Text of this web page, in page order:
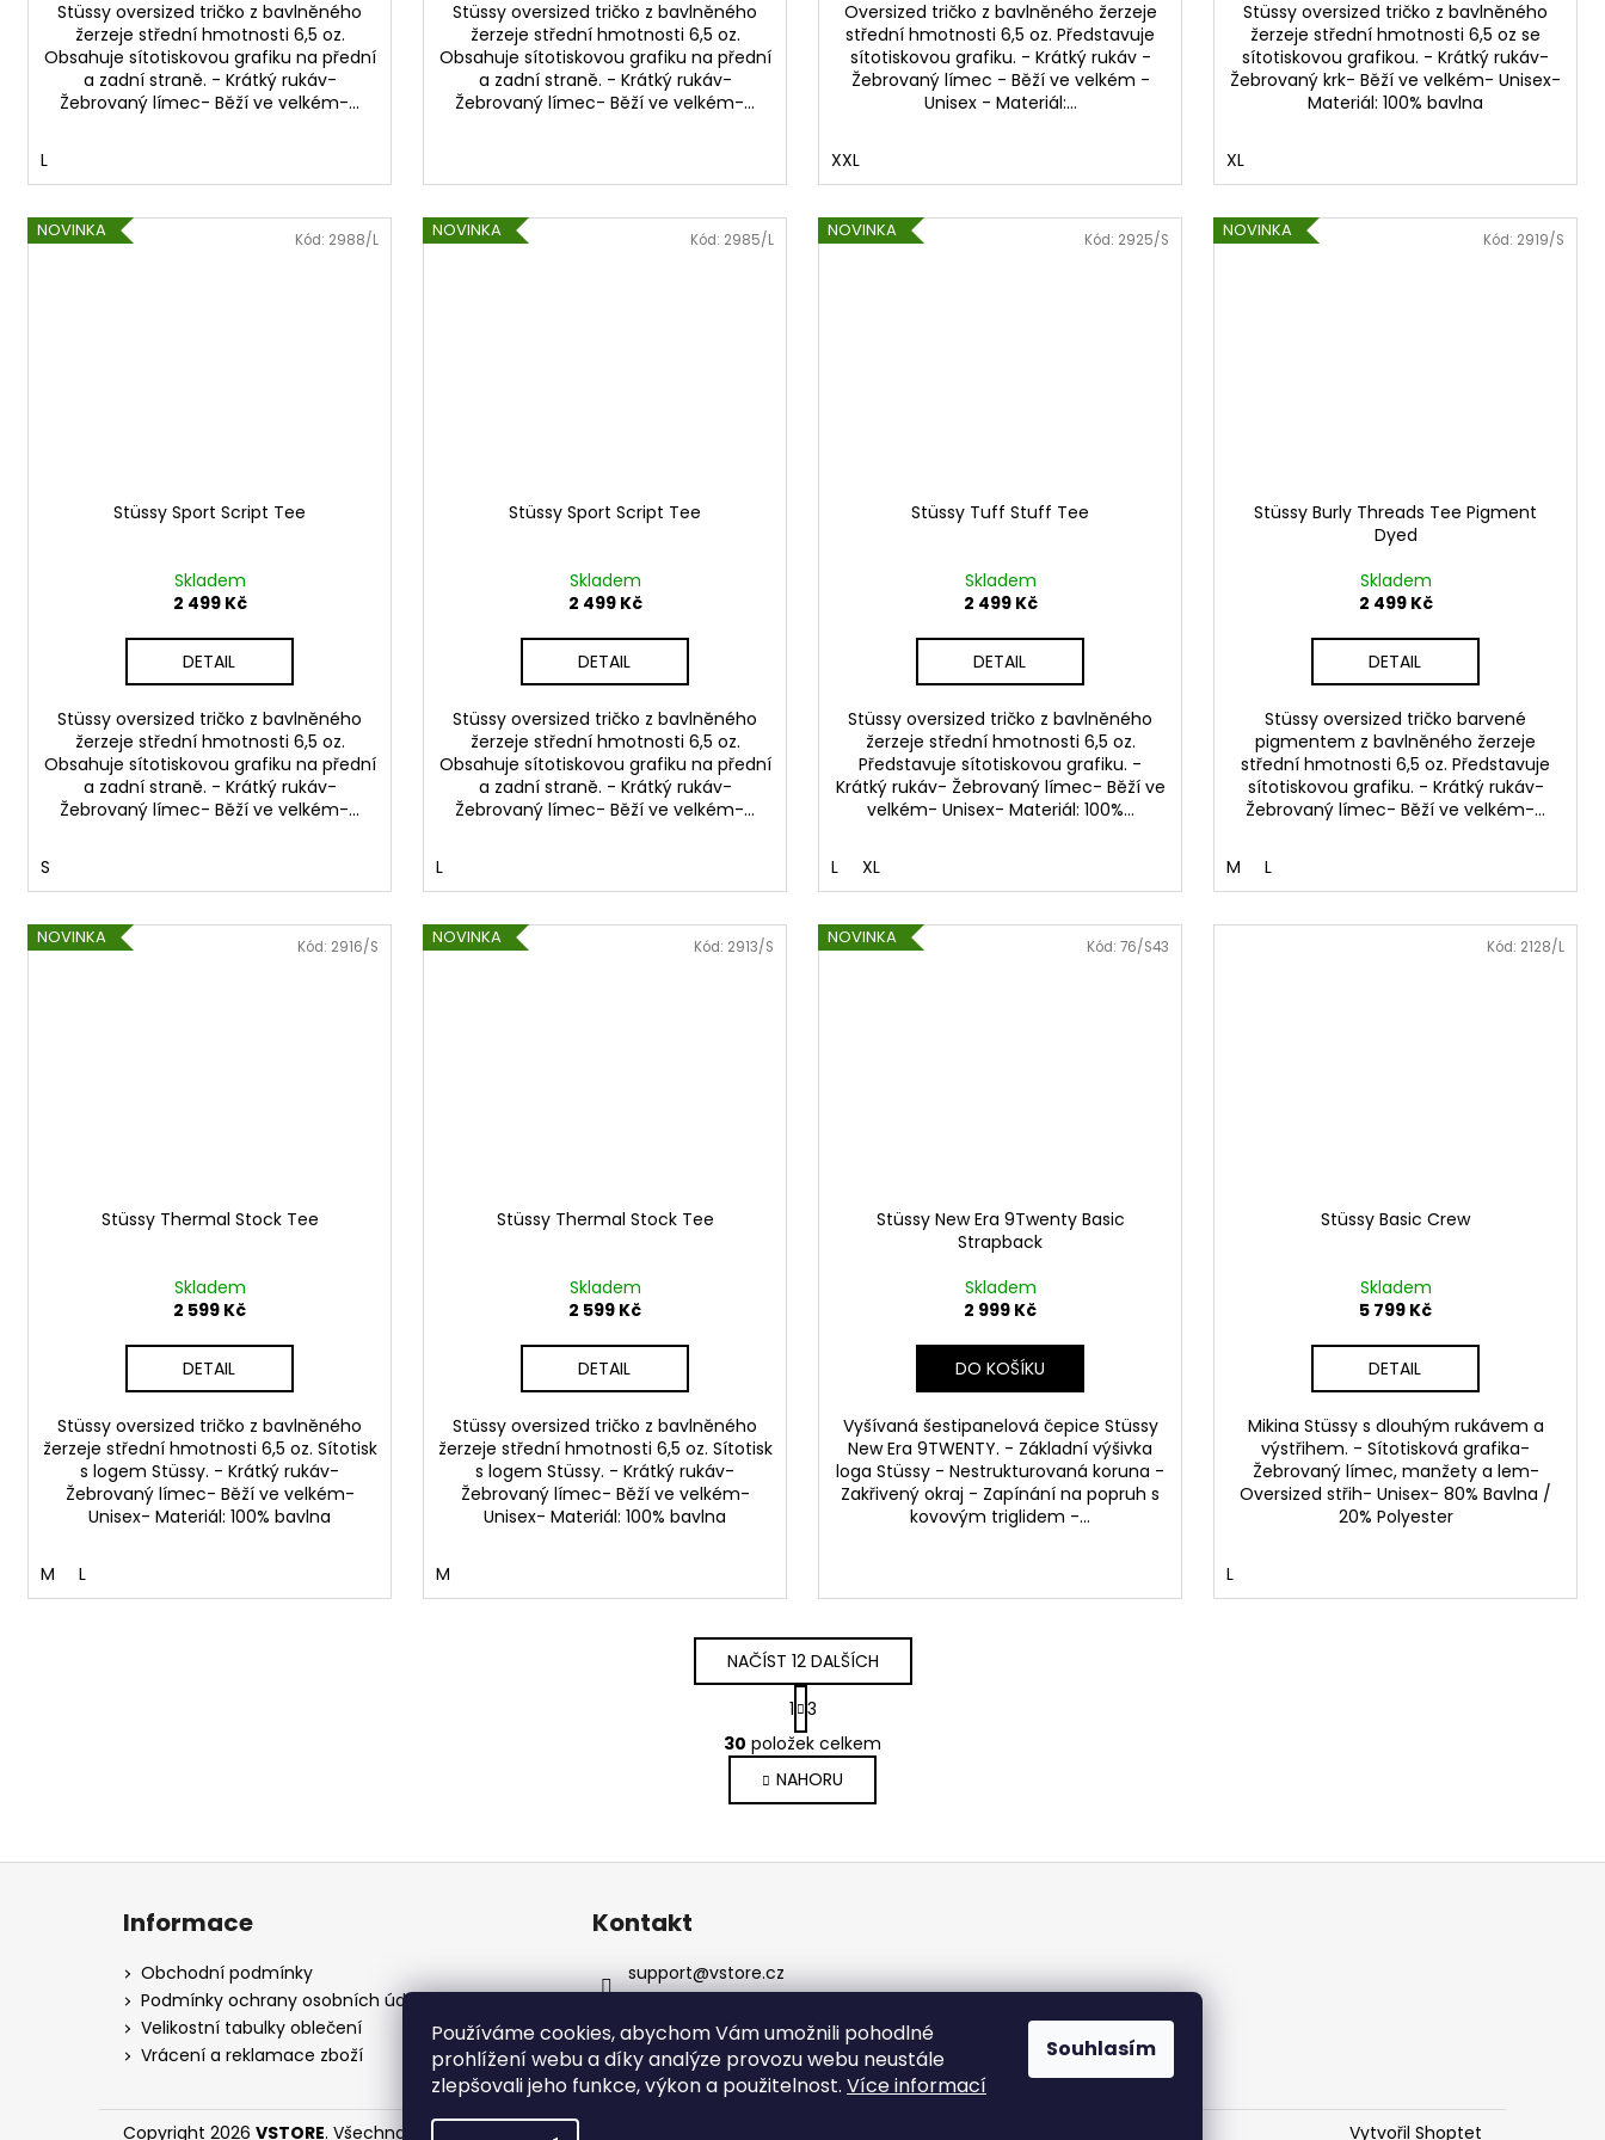
Používáme cookies, abychom Vám umožnili pohodlné
prohlížení webu a díky analýze provozu webu neustále
zlepšovali jeho funkce, výkon a použitelnost. Více informací
Souhlasím
Stüssy oversized tričko z bavlněného
žerzeje střední hmotnosti 6,5 oz.
Obsahuje sítotiskovou grafiku na přední
a zadní straně. - Krátký rukáv-
Žebrovaný límec- Běží ve velkém-...
L
Stüssy oversized tričko z bavlněného
žerzeje střední hmotnosti 6,5 oz.
Obsahuje sítotiskovou grafiku na přední
a zadní straně. - Krátký rukáv-
Žebrovaný límec- Běží ve velkém-...
Oversized tričko z bavlněného žerzeje
střední hmotnosti 6,5 oz. Představuje
sítotiskovou grafiku. - Krátký rukáv -
Žebrovaný límec - Běží ve velkém -
Unisex - Materiál:...
XXL
Stüssy oversized tričko z bavlněného
žerzeje střední hmotnosti 6,5 oz se
sítotiskovou grafikou. - Krátký rukáv-
Žebrovaný krk- Běží ve velkém- Unisex-
Materiál: 100% bavlna
XL
NOVINKA
Stüssy Sport Script Tee
Skladem
2 499 Kč
DETAIL
Stüssy oversized tričko z bavlněného
žerzeje střední hmotnosti 6,5 oz.
Obsahuje sítotiskovou grafiku na přední
a zadní straně. - Krátký rukáv-
Žebrovaný límec- Běží ve velkém-...
S
Kód: 2988/L NOVINKA
Stüssy Sport Script Tee
Skladem
2 499 Kč
DETAIL
Stüssy oversized tričko z bavlněného
žerzeje střední hmotnosti 6,5 oz.
Obsahuje sítotiskovou grafiku na přední
a zadní straně. - Krátký rukáv-
Žebrovaný límec- Běží ve velkém-...
L
Kód: 2985/L NOVINKA
Stüssy Tuff Stuff Tee
Skladem
2 499 Kč
DETAIL
Stüssy oversized tričko z bavlněného
žerzeje střední hmotnosti 6,5 oz.
Představuje sítotiskovou grafiku. -
Krátký rukáv- Žebrovaný límec- Běží ve
velkém- Unisex- Materiál: 100%...
L XL
Kód: 2925/S NOVINKA
Stüssy Burly Threads Tee Pigment
Dyed
Skladem
2 499 Kč
DETAIL
Stüssy oversized tričko barvené
pigmentem z bavlněného žerzeje
střední hmotnosti 6,5 oz. Představuje
sítotiskovou grafiku. - Krátký rukáv-
Žebrovaný límec- Běží ve velkém-...
M L
Kód: 2919/S
NOVINKA
Stüssy Thermal Stock Tee
Skladem
2 599 Kč
DETAIL
Stüssy oversized tričko z bavlněného
žerzeje střední hmotnosti 6,5 oz. Sítotisk
s logem Stüssy. - Krátký rukáv-
Žebrovaný límec- Běží ve velkém-
Unisex- Materiál: 100% bavlna
M L
Kód: 2916/S NOVINKA
Stüssy Thermal Stock Tee
Skladem
2 599 Kč
DETAIL
Stüssy oversized tričko z bavlněného
žerzeje střední hmotnosti 6,5 oz. Sítotisk
s logem Stüssy. - Krátký rukáv-
Žebrovaný límec- Běží ve velkém-
Unisex- Materiál: 100% bavlna
M
Kód: 2913/S NOVINKA
Stüssy New Era 9Twenty Basic
Strapback
Skladem
2 999 Kč
DO KOŠÍKU
Vyšívaná šestipanelová čepice Stüssy
New Era 9TWENTY. - Základní výšivka
loga Stüssy - Nestrukturovaná koruna -
Zakřivený okraj - Zapínání na popruh s
kovovým triglidem -...
Kód: 76/S43
Stüssy Basic Crew
Skladem
5 799 Kč
DETAIL
Mikina Stüssy s dlouhým rukávem a
výstřihem. - Sítotisková grafika-
Žebrovaný límec, manžety a lem-
Oversized střih- Unisex- 80% Bavlna /
20% Polyester
L
Kód: 2128/L
O
v
l
á
a
v
k
y
v
ý
NAČÍST 12 DALŠÍCH
S
t
r
á
n
k
v
1 3
30 položek celkem
NAHORU
Informace
Obchodní podmínky
Podmínky ochrany osobních údajů
Velikostní tabulky oblečení
Vrácení a reklamace zboží
Kontakt
support@vstore.cz
Vytvořil Shoptet
Copyright 2026 VSTORE. Všechna práva vyhrazena.